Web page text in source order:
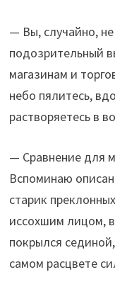
— Вы, случайно,
подозрительный
магазинам и
небо пялитесь,
растворяетесь в
— Сравнение для
Вспоминаю
старик
иссохшим лицом,
покрылся
самом расцвете